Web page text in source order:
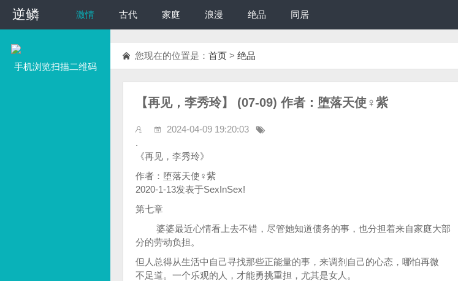
逆鳞
逆鳞 激情 古代 家庭 浪漫 绝品 同居
手机浏览扫描二维码
您现在的位置是： 首页 > 绝品
【再见，李秀玲】 (07-09) 作者：堕落天使♀紫
2024-04-09 19:20:03
.
《再见，李秀玲》
作者：堕落天使♀紫
2020-1-13发表于SexInSex!
第七章
婆婆最近心情看上去不错，尽管她知道债务的事，也分担着来自家庭大部
分的劳动负担。
但人总得从生活中自己寻找那些正能量的事，来调剂自己的心态，哪怕再微
不足道。一个乐观的人，才能勇挑重担，尤其是女人。